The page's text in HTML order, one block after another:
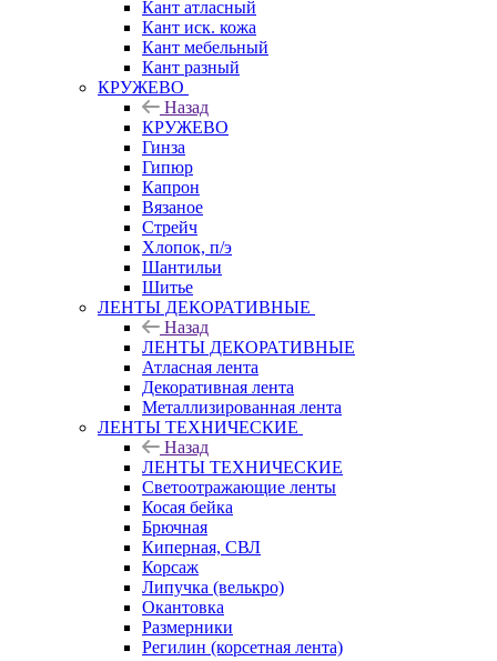
Кант атласный
Кант иск. кожа
Кант мебельный
Кант разный
КРУЖЕВО
Назад
КРУЖЕВО
Гинза
Гипюр
Капрон
Вязаное
Стрейч
Хлопок, п/э
Шантильи
Шитье
ЛЕНТЫ ДЕКОРАТИВНЫЕ
Назад
ЛЕНТЫ ДЕКОРАТИВНЫЕ
Атласная лента
Декоративная лента
Металлизированная лента
ЛЕНТЫ ТЕХНИЧЕСКИЕ
Назад
ЛЕНТЫ ТЕХНИЧЕСКИЕ
Светоотражающие ленты
Косая бейка
Брючная
Киперная, СВЛ
Корсаж
Липучка (велькро)
Окантовка
Размерники
Регилин (корсетная лента)